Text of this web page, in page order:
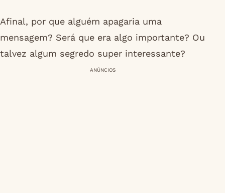
Afinal, por que alguém apagaria uma
mensagem? Será que era algo importante? Ou
talvez algum segredo super interessante?
ANÚNCIOS